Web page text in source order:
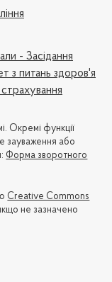
- Засідання
з питань здоров'я
Окремі функції
зауваження або
Форма зворотного
Creative Commons
не зазначено